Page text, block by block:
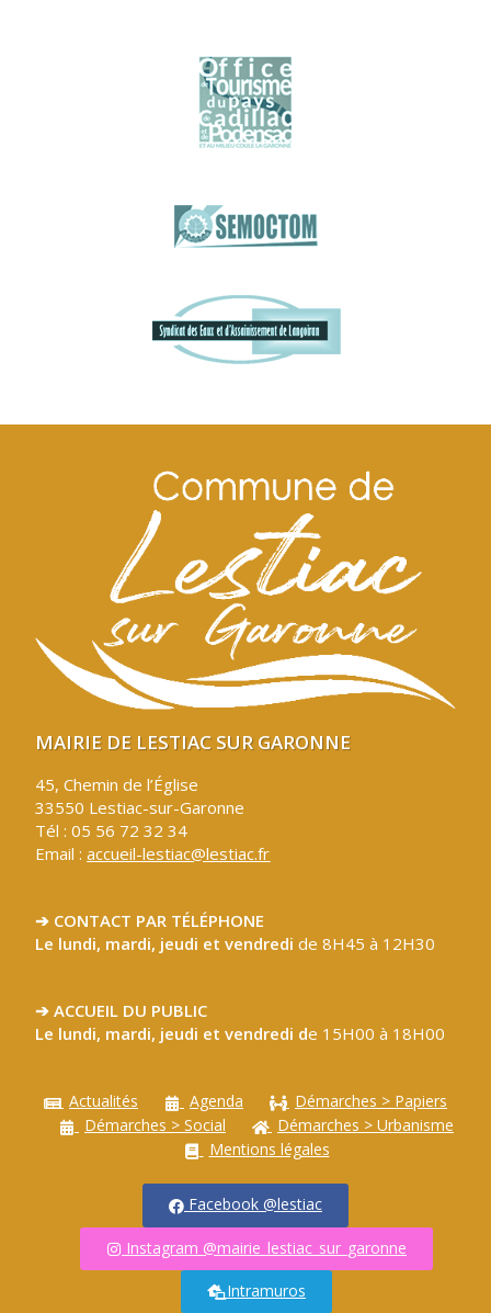
MAIRIE DE LESTIAC SUR GARONNE
45, Chemin de l’Église
33550 Lestiac-sur-Garonne
Tél : 05 56 72 32 34
Email :accueil-lestiac@lestiac.fr
➔ CONTACT PAR TÉLÉPHONE
Le lundi, mardi, jeudi et vendredide 8H45 à 12H30
➔ ACCUEIL DU PUBLIC
Le lundi, mardi, jeudi et vendredi de 15H00 à 18H00
Actualités Agenda
Démarches > Papiers
Démarches > Social
Démarches > Urbanisme
Mentions légales
Facebook @lestiac
Instagram @mairie_lestiac_sur_garonne
Intramuros